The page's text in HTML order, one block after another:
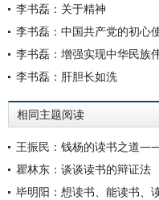
李书磊：关于精神
李书磊：中国共产党的初心
李书磊：增强实现中华民族
李书磊：肝胆长如洗
相同主题阅读
王振民：钱杨的读书之道
瞿林东：谈谈读书的辩证法
毕明阳：想读书、能读书、